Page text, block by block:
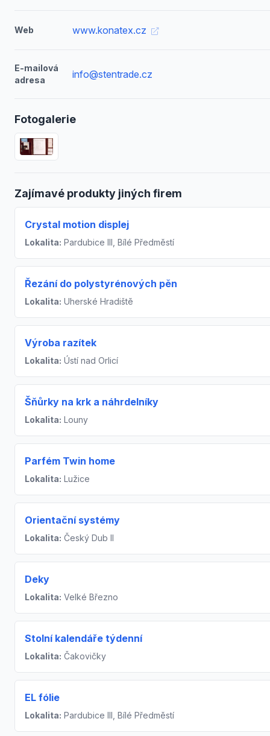
Web www.konatex.cz
E-mailová
adresa
info@stentrade.cz
Fotogalerie
Zajímavé produkty jiných firem
Crystal motion displej
Lokalita: Pardubice III, Bílé Předměstí
Řezání do polystyrénových pěn
Lokalita: Uherské Hradiště
Výroba razítek
Lokalita: Ústí nad Orlicí
Šňůrky na krk a náhrdelníky
Lokalita: Louny
Parfém Twin home
Lokalita: Lužice
Orientační systémy
Lokalita: Český Dub II
Deky
Lokalita: Velké Březno
Stolní kalendáře týdenní
Lokalita: Čakovičky
EL fólie
Lokalita: Pardubice III, Bílé Předměstí